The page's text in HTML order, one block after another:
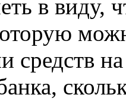
в виду,
средств